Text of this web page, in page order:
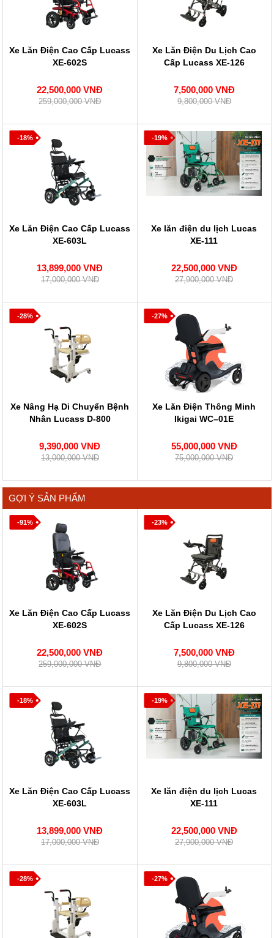
Xe Lăn Điện Cao Cấp Lucass
XE-602S
22,500,000 VNĐ
259,000,000 VNĐ
Xe Lăn Điện Du Lịch Cao
Cấp Lucass XE-126
7,500,000 VNĐ
9,800,000 VNĐ
-18%
Xe Lăn Điện Cao Cấp Lucass
XE-603L
13,899,000 VNĐ
17,000,000 VNĐ
-19%
Xe lăn điện du lịch Lucas
XE-111
22,500,000 VNĐ
27,900,000 VNĐ
-28%
Xe Nâng Hạ Di Chuyển Bệnh
Nhân Lucass D-800
9,390,000 VNĐ
13,000,000 VNĐ
-27%
Xe Lăn Điện Thông Minh
Ikigai WC–01E
55,000,000 VNĐ
75,000,000 VNĐ
GỢI Ý SẢN PHẨM
-91%
Xe Lăn Điện Cao Cấp Lucass
XE-602S
22,500,000 VNĐ
259,000,000 VNĐ
-23%
Xe Lăn Điện Du Lịch Cao
Cấp Lucass XE-126
7,500,000 VNĐ
9,800,000 VNĐ
-18%
Xe Lăn Điện Cao Cấp Lucass
XE-603L
13,899,000 VNĐ
17,000,000 VNĐ
-19%
Xe lăn điện du lịch Lucas
XE-111
22,500,000 VNĐ
27,900,000 VNĐ
-28% -27%